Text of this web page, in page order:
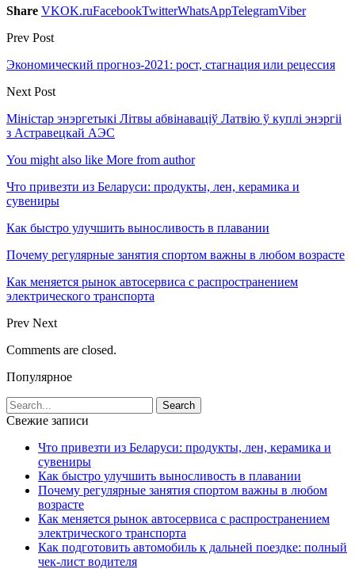
Share VKOK.ruFacebookTwitterWhatsAppTelegramViber
Prev Post
Экономический прогноз-2021: рост, стагнация или рецессия
Next Post
Міністар энэргетыкі Літвы абвінаваціў Латвію ў куплі энэргіі
з Астравецкай АЭС
You might also like More from author
Что привезти из Беларуси: продукты, лен, керамика и
сувениры
Как быстро улучшить выносливость в плавании
Почему регулярные занятия спортом важны в любом возрасте
Как меняется рынок автосервиса с распространением
электрического транспорта
Prev Next
Comments are closed.
Популярное
Свежие записи
Что привезти из Беларуси: продукты, лен, керамика и
сувениры
Как быстро улучшить выносливость в плавании
Почему регулярные занятия спортом важны в любом
возрасте
Как меняется рынок автосервиса с распространением
электрического транспорта
Как подготовить автомобиль к дальней поездке: полный
чек-лист водителя